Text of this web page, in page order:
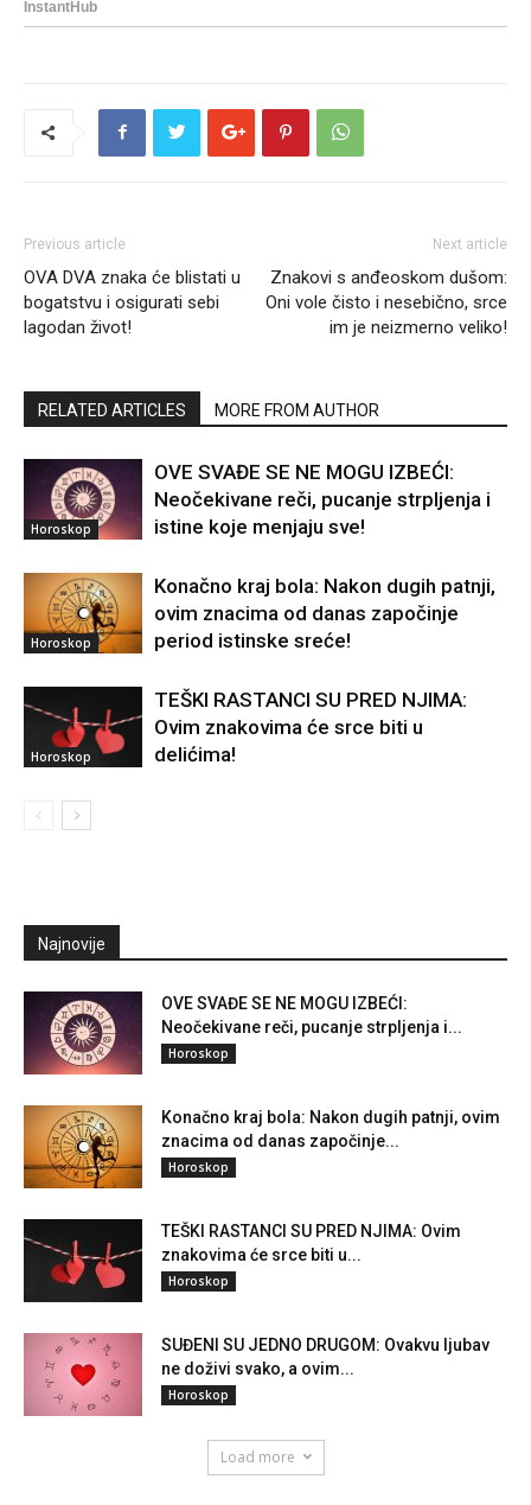
Previous article
OVA DVA znaka će blistati u
bogatstvu i osigurati sebi
lagodan život!
Next article
Znakovi s anđeoskom dušom:
Oni vole čisto i nesebično, srce
im je neizmerno veliko!
RELATED ARTICLES MORE FROM AUTHOR
Horoskop
OVE SVAĐE SE NE MOGU IZBEĆI:
Neočekivane reči, pucanje strpljenja i
istine koje menjaju sve!
Horoskop
Konačno kraj bola: Nakon dugih patnji,
ovim znacima od danas započinje
period istinske sreće!
Horoskop
TEŠKI RASTANCI SU PRED NJIMA:
Ovim znakovima će srce biti u
delićima!
Najnovije
OVE SVAĐE SE NE MOGU IZBEĆI:
Neočekivane reči, pucanje strpljenja i...
Horoskop
Konačno kraj bola: Nakon dugih patnji, ovim
znacima od danas započinje...
Horoskop
TEŠKI RASTANCI SU PRED NJIMA: Ovim
znakovima će srce biti u...
Horoskop
SUĐENI SU JEDNO DRUGOM: Ovakvu ljubav
ne doživi svako, a ovim...
Horoskop
Load more